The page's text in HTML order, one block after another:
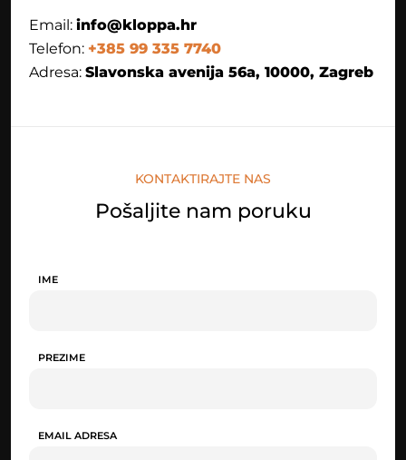
Email: info@kloppa.hr
Telefon: +385 99 335 7740
Adresa: Slavonska avenija 56a, 10000, Zagreb
KONTAKTIRAJTE NAS
Pošaljite nam poruku
IME
PREZIME
EMAIL ADRESA